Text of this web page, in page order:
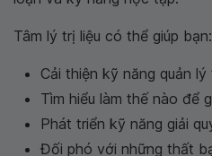
Tâm lý trị liệu có thể giúp bạn:
Cải thiện kỹ năng quản
Tìm hiểu làm thế nào để
Phát triển kỹ năng giải
Đối phó với những thất